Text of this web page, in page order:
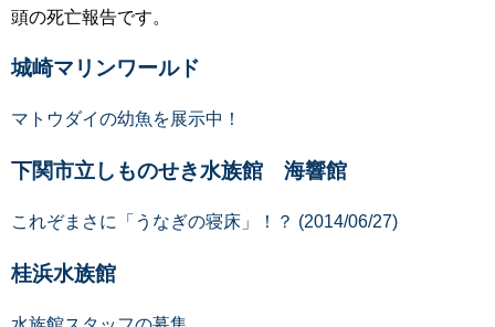
頭の死亡報告です。
城崎マリンワールド
マトウダイの幼魚を展示中！
下関市立しものせき水族館 海響館
これぞまさに「うなぎの寝床」！？ (2014/06/27)
桂浜水族館